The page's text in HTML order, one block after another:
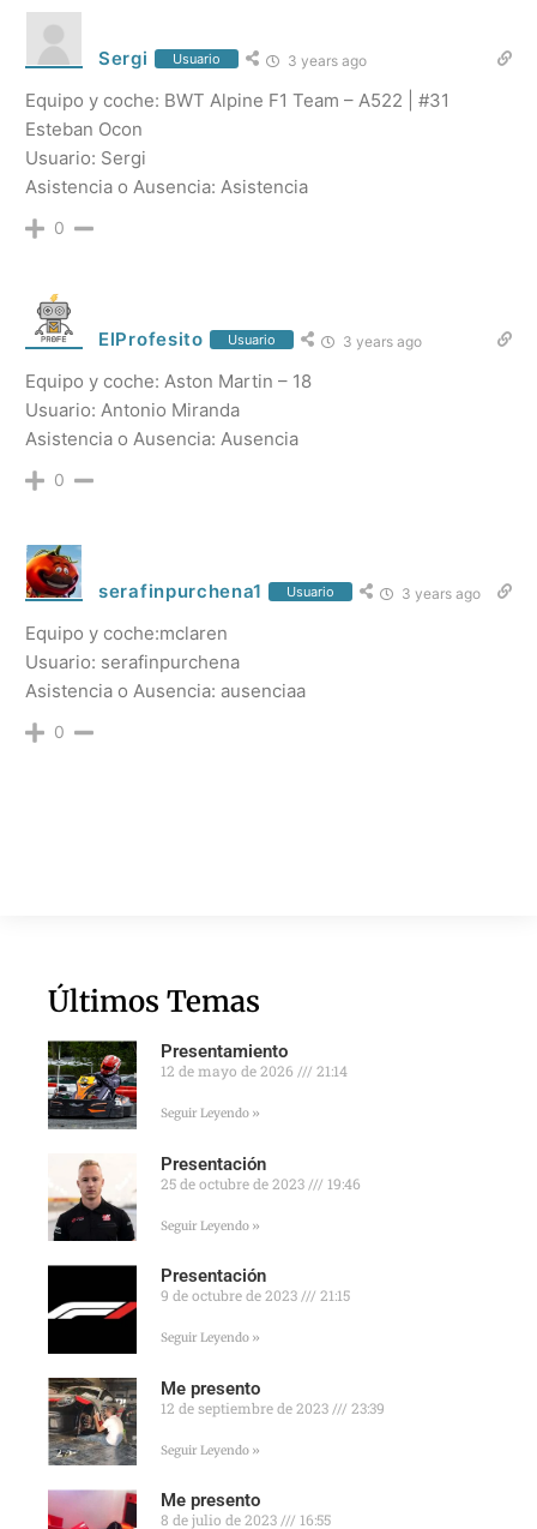
Sergi Usuario 3 years ago
Equipo y coche: BWT Alpine F1 Team – A522 | #31
Esteban Ocon
Usuario: Sergi
Asistencia o Ausencia: Asistencia
0
ElProfesito Usuario 3 years ago
Equipo y coche: Aston Martin – 18
Usuario: Antonio Miranda
Asistencia o Ausencia: Ausencia
0
serafinpurchena1 Usuario 3 years ago
Equipo y coche:mclaren
Usuario: serafinpurchena
Asistencia o Ausencia: ausenciaa
0
Últimos Temas
Presentamiento
12 de mayo de 2026 21:14
Seguir Leyendo »
Presentación
25 de octubre de 2023 19:46
Seguir Leyendo »
Presentación
9 de octubre de 2023 21:15
Seguir Leyendo »
Me presento
12 de septiembre de 2023 23:39
Seguir Leyendo »
Me presento
8 de julio de 2023 16:55